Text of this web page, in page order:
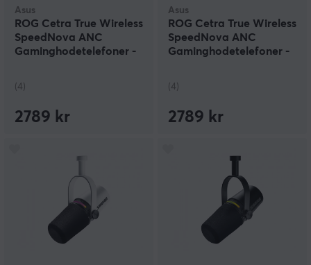
Asus
ROG Cetra True Wireless
SpeedNova ANC
Gaminghodetelefoner -
(4)
2789 kr
Asus
ROG Cetra True Wireless
SpeedNova ANC
Gaminghodetelefoner -
(4)
2789 kr